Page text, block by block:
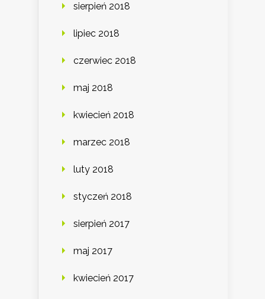
sierpień 2018
lipiec 2018
czerwiec 2018
maj 2018
kwiecień 2018
marzec 2018
luty 2018
styczeń 2018
sierpień 2017
maj 2017
kwiecień 2017